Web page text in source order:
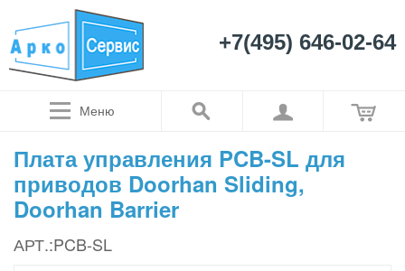
+7(495) 646-02-64
Меню
Плата управления PCB-SL для
приводов Doorhan Sliding,
Doorhan Barrier
АРТ.:PCB-SL